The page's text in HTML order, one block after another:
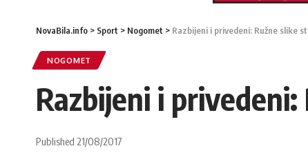
NovaBila.info > Sport > Nogomet > Razbijeni i privedeni: Ružne slike
NOGOMET
Razbijeni i
Published 21/08/2017